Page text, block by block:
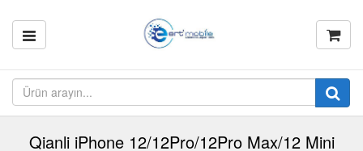
Qianli iPhone 12/12Pro/12Pro Max/12 Mini